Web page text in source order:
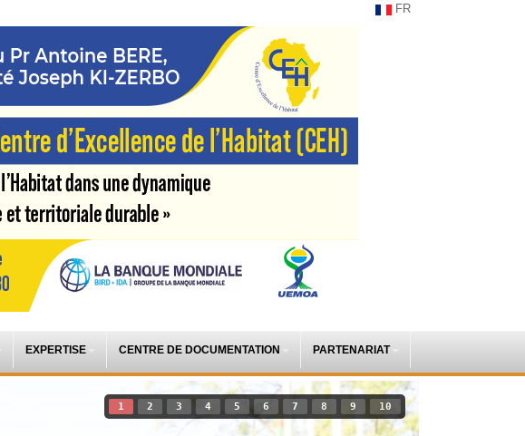
FR
EXPERTISE CENTRE DE DOCUMENTATION PARTENARIAT
1 2 3 4 5 6 7 8 9 10